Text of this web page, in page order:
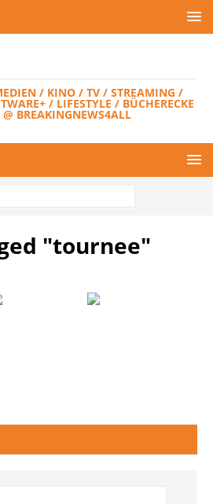
/ KINO / TV / STREAMING /
/ LIFESTYLE / BÜCHERECKE
BREAKINGNEWS4ALL
"tournee"